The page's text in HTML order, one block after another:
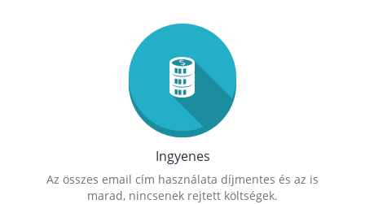
Ingyenes
Az összes email cím használata díjmentes és az is
marad, nincsenek rejtett költségek.